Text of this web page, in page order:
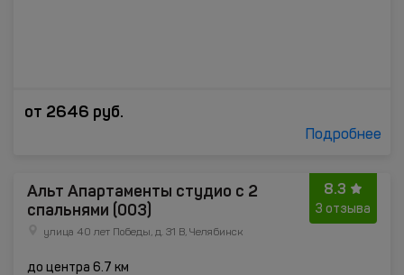
от 2646 руб.
Подробнее
8.3
3 отзыва
Альт Апартаменты студио с 2
спальнями (003)
улица 40 лет Победы, д. 31 В, Челябинск
до центра 6.7 км